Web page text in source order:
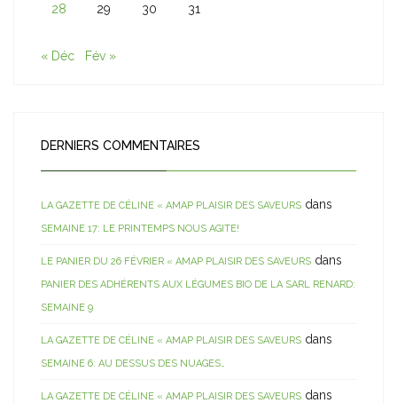
28 29 30 31
« Déc Fév »
DERNIERS COMMENTAIRES
LA GAZETTE DE CÉLINE « AMAP PLAISIR DES SAVEURS dans
SEMAINE 17: LE PRINTEMPS NOUS AGITE!
LE PANIER DU 26 FÉVRIER « AMAP PLAISIR DES SAVEURS dans
PANIER DES ADHÉRENTS AUX LÉGUMES BIO DE LA SARL RENARD:
SEMAINE 9
LA GAZETTE DE CÉLINE « AMAP PLAISIR DES SAVEURS dans
SEMAINE 6: AU DESSUS DES NUAGES…
LA GAZETTE DE CÉLINE « AMAP PLAISIR DES SAVEURS dans